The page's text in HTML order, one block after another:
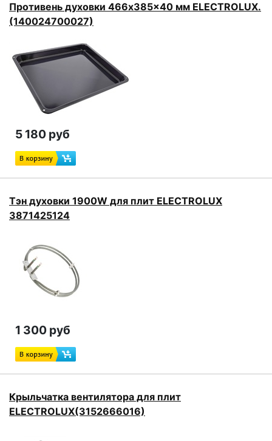
Противень духовки 466x385x40 мм ELECTROLUX.
(140024700027)
5 180 руб
Тэн духовки 1900W для плит ELECTROLUX
3871425124
1 300 руб
Крыльчатка вентилятора для плит
ELECTROLUX(3152666016)